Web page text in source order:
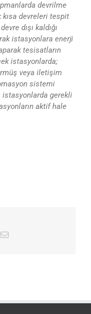
devrilme
devreleri tespit
dışı kaldığı
istasyonlara enerji
tesisatların
istasyonlarda;
veya iletişim
sistemi
istasyonlarda gerekli
aktif hale
E-